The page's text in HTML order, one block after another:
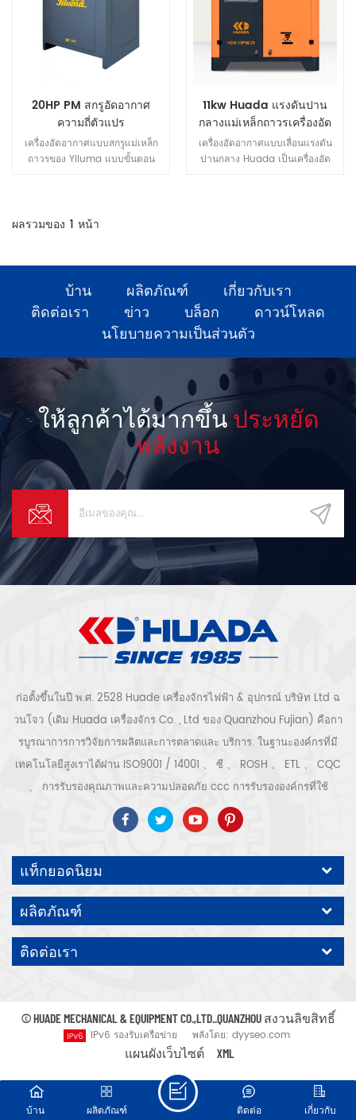
20HP PM สกรูอัดอากาศ
ความถี่ตัวแปร
เครื่องอัดอากาศแบบสกรูแม่เหล็ก
ถาวรของ Yiluma แบบขั้นตอน
สามารถประหยัดพลังงานได้ 40%
11kw Huada แรงดันปาน
กลางแม่เหล็กถาวรเครื่องอัด
อากาศ vortex ความถี่ตัวแปร
เครื่องอัดอากาศแบบเลื่อนแรงดัน
ปานกลาง Huada เป็นเครื่องอัด
ผลรวมของ 1 หน้า
บ้าน ผลิตภัณฑ์
เกี่ยวกับเรา
ติดต่อเรา
ข่าว บล็อก
ดาวน์โหลด
นโยบายความเป็นส่วนตัว
ให้ลูกค้าได้มากขึ้น ประหยัด
พลังงาน
ก่อตั้งขึ้นในปี พ.ศ. 2528 Huade เครื่องจักรไฟฟ้า & อุปกรณ์ บริษัท Ltd ฉ
วนโจว (เดิม Huada เครื่องจักร Co. , Ltd ของ Quanzhou Fujian) คือกา
รบูรณาการการวิจัยการผลิตและการตลาดและ บริการ. ในฐานะองค์กรที่มี
เทคโนโลยีสูงเราได้ผ่าน ISO9001 / 14001 、 ซี 、 ROSH 、 ETL 、 CQC
、 การรับรองคุณภาพและความปลอดภัย ccc การรับรององค์กรที่ใช้
เทคโนโลยีขั้นสูง ฯลฯ ระบบและอุปกรณ์อัดอากาศ ได้แก่ แบบสกรู, ชนิดหอย
โข่ง, แบบไม่มีน้ำมัน, แบบเลื่อน, แบบลูกสูบ, เครื่องเป่า, ตัวกรอง, ท่อระบาย
น้ำ, พร้อมสายการผลิตเครื่องอัดอากาศที่สมบูรณ์ กว่า เครื่องอัดอากาศ 300
ชนิดสำหรับอุตสาหกรรม ผู้เชี่ยวชาญ. ของเรา บริษัท ได้สะสมมากกว่า
ประสบการณ์ 30 ปี จาก การหล่อชิ้นส่วนที่สำคัญที่สุดไปยังภาชนะรับแรงดัน
มอเตอร์ไฟฟ้าการแปรรูปชิ้นส่วนและอุปกรณ์ที่มีความแม่นยำ การประกอบ.
นอกจากนี้ บริษัท ของเราได้พัฒนากระบวนการหลักของเซอร์โวมอเตอร์แม่
เหล็กถาวรและได้รับสิทธิบัตรทางเทคนิคที่เกี่ยวข้องเพื่อนำไปสู่การ
คาดหวังปั๊มลมแบรนด์ของเราเอง ODM / OEM คือ ยอมรับ.
แท็กยอดนิยม
ผลิตภัณฑ์
ติดต่อเรา
© HUADE MECHANICAL & EQUIPMENT CO.,LTD..QUANZHOU สงวนลิขสิทธิ์
IPv6 รองรับเครือข่าย
พลังโดย: dyyseo.com
แผนผังเว็บไซต์
XML
บ้าน ผลิตภัณฑ์ เกี่ยวกับ
ติดต่อ